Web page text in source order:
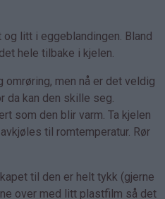
litt i eggeblandingen. Bland
hele tilbake i kjelen.
omrøring, men nå er det veldig
da kan den skille seg.
som den blir varm. Ta kjelen
til romtemperatur. Rør
til den er helt tykk (gjerne
over med litt plastfilm så det